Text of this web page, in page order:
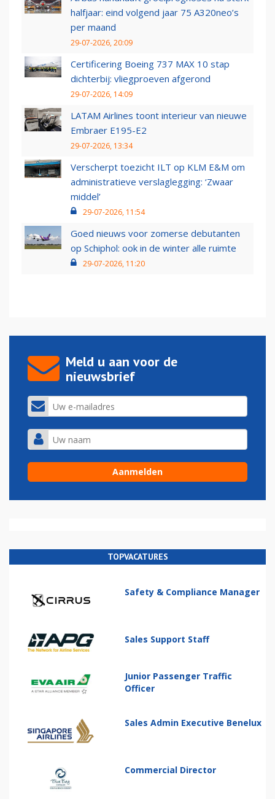
halfjaar: eind volgend jaar 75 A320neo’s
per maand
29-07-2026, 20:09
Certificering Boeing 737 MAX 10 stap
dichterbij: vliegproeven afgerond
29-07-2026, 14:09
LATAM Airlines toont interieur van nieuwe
Embraer E195-E2
29-07-2026, 13:34
Verscherpt toezicht ILT op KLM E&M om
administratieve verslaglegging: ‘Zwaar
middel’
29-07-2026, 11:54
Goed nieuws voor zomerse debutanten
op Schiphol: ook in de winter alle ruimte
29-07-2026, 11:20
Meld u aan voor de
nieuwsbrief
TOPVACATURES
Safety & Compliance Manager
Sales Support Staff
Junior Passenger Traffic
Officer
Sales Admin Executive Benelux
Commercial Director